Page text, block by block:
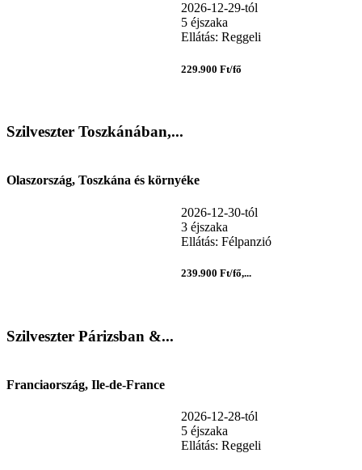
2026-12-29-tól
5 éjszaka
Ellátás: Reggeli
229.900 Ft/fő
Szilveszter Toszkánában,...
Olaszország, Toszkána és környéke
2026-12-30-tól
3 éjszaka
Ellátás: Félpanzió
239.900 Ft/fő,...
Szilveszter Párizsban &...
Franciaország, Ile-de-France
2026-12-28-tól
5 éjszaka
Ellátás: Reggeli